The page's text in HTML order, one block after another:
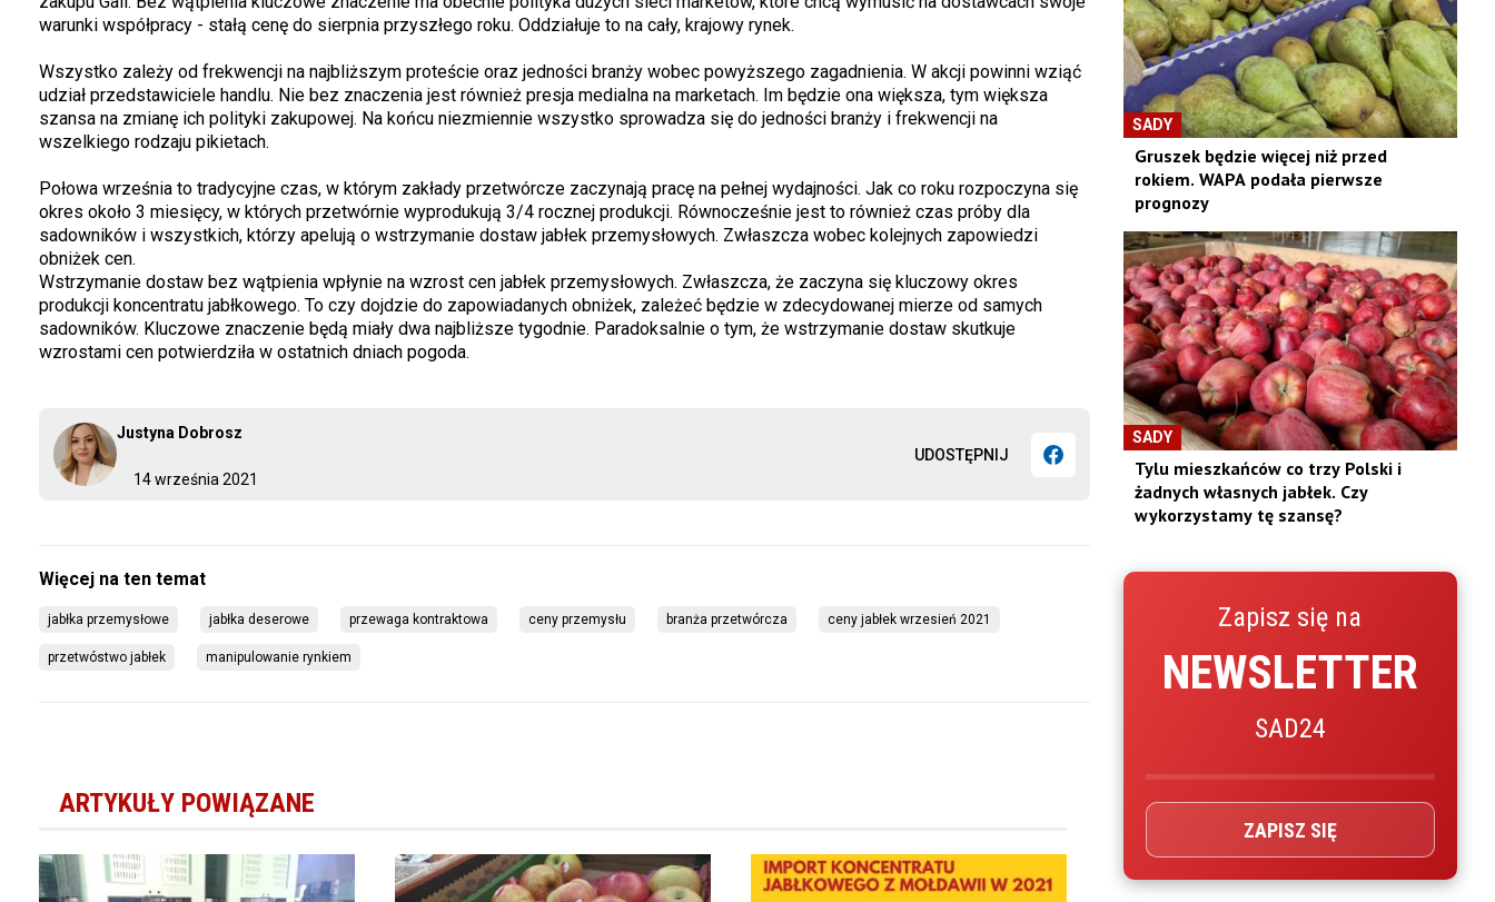
14 września 2021
Justyna Dobrosz
UDOSTĘPNIJ
warunki współpracy - stałą cenę do sierpnia przyszłego roku. Oddziałuje to na cały, krajowy rynek.
Wszystko zależy od frekwencji na najbliższym proteście oraz jedności branży wobec powyższego zagadnienia. W akcji powinni wziąć
udział przedstawiciele handlu. Nie bez znaczenia jest również presja medialna na marketach. Im będzie ona większa, tym większa
szansa na zmianę ich polityki zakupowej. Na końcu niezmiennie wszystko sprowadza się do jedności branży i frekwencji na
wszelkiego rodzaju pikietach.
Połowa września to tradycyjne czas, w którym zakłady przetwórcze zaczynają pracę na pełnej wydajności. Jak co roku rozpoczyna się
okres około 3 miesięcy, w których przetwórnie wyprodukują 3/4 rocznej produkcji. Równocześnie jest to również czas próby dla
sadowników i wszystkich, którzy apelują o wstrzymanie dostaw jabłek przemysłowych. Zwłaszcza wobec kolejnych zapowiedzi
obniżek cen.
Wstrzymanie dostaw bez wątpienia wpłynie na wzrost cen jabłek przemysłowych. Zwłaszcza, że zaczyna się kluczowy okres
produkcji koncentratu jabłkowego. To czy dojdzie do zapowiadanych obniżek, zależeć będzie w zdecydowanej mierze od samych
sadowników. Kluczowe znaczenie będą miały dwa najbliższe tygodnie. Paradoksalnie o tym, że wstrzymanie dostaw skutkuje
wzrostami cen potwierdziła w ostatnich dniach pogoda.
jabłka przemysłowe jabłka deserowe przewaga kontraktowa ceny przemysłu branża przetwórcza ceny jabłek wrzesień 2021
przetwóstwo jabłek manipulowanie rynkiem
ARTYKUŁY POWIĄZANE
SADY
Gruszek będzie więcej niż przed
rokiem. WAPA podała pierwsze
prognozy
SADY
Tylu mieszkańców co trzy Polski i
żadnych własnych jabłek. Czy
wykorzystamy tę szansę?
Zapisz się na
NEWSLETTER
SAD24
ZAPISZ SIĘ